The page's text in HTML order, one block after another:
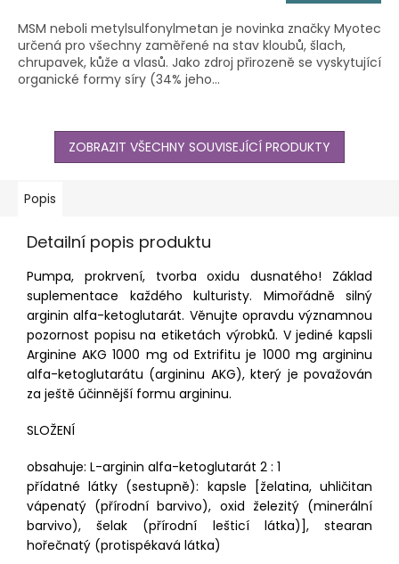
MSM neboli metylsulfonylmetan je novinka značky Myotec
určená pro všechny zaměřené na stav kloubů, šlach,
chrupavek, kůže a vlasů. Jako zdroj přirozeně se vyskytující
organické formy síry (34% jeho...
ZOBRAZIT VŠECHNY SOUVISEJÍCÍ PRODUKTY
Popis
Detailní popis produktu
Pumpa, prokrvení, tvorba oxidu dusnatého! Základ
suplementace každého kulturisty. Mimořádně silný
arginin alfa-ketoglutarát. Věnujte opravdu významnou
pozornost popisu na etiketách výrobků. V jediné kapsli
Arginine AKG 1000 mg od Extrifitu je 1000 mg argininu
alfa-ketoglutarátu (argininu AKG), který je považován
za ještě účinnější formu argininu.
SLOŽENÍ
obsahuje: L-arginin alfa-ketoglutarát 2 : 1
přídatné látky (sestupně): kapsle [želatina, uhličitan
vápenatý (přírodní barvivo), oxid železitý (minerální
barvivo), šelak (přírodní lešticí látka)], stearan
hořečnatý (protispékavá látka)